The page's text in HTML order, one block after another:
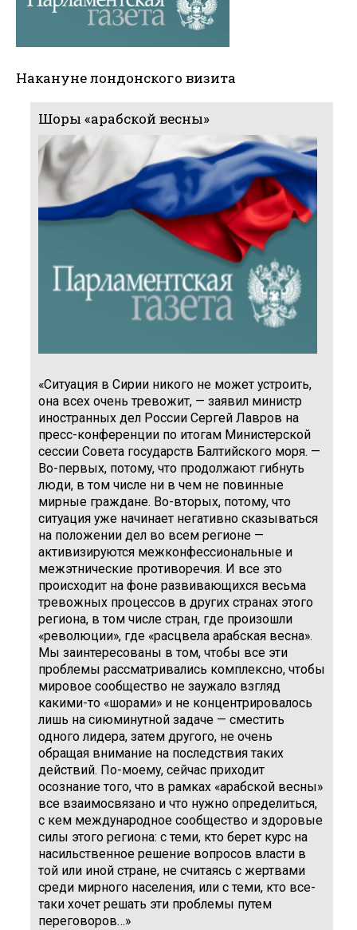
Накануне лондонского визита
Шоры «арабской весны»
«Ситуация в Сирии никого не может устроить,
она всех очень тревожит, — заявил министр
иностранных дел России Сергей Лавров на
пресс-конференции по итогам Министерской
сессии Совета государств Балтийского моря. —
Во-первых, потому, что продолжают гибнуть
люди, в том числе ни в чем не повинные
мирные граждане. Во-вторых, потому, что
ситуация уже начинает негативно сказываться
на положении дел во всем регионе —
активизируются межконфессиональные и
межэтнические противоречия. И все это
происходит на фоне развивающихся весьма
тревожных процессов в других странах этого
региона, в том числе стран, где произошли
«революции», где «расцвела арабская весна».
Мы заинтересованы в том, чтобы все эти
проблемы рассматривались комплексно, чтобы
мировое сообщество не заужало взгляд
какими-то «шорами» и не концентрировалось
лишь на сиюминутной задаче — сместить
одного лидера, затем другого, не очень
обращая внимание на последствия таких
действий. По-моему, сейчас приходит
осознание того, что в рамках «арабской весны»
все взаимосвязано и что нужно определиться,
с кем международное сообщество и здоровые
силы этого региона: с теми, кто берет курс на
насильственное решение вопросов власти в
той или иной стране, не считаясь с жертвами
среди мирного населения, или с теми, кто все-
таки хочет решать эти проблемы путем
переговоров…»